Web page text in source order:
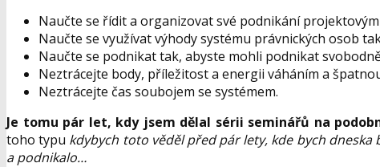
Naučte se řídit a organizovat své podnikání
Naučte se využívat výhody systému právnických osob
Naučte se podnikat tak, abyste mohli podnikat
Neztrácejte body, příležitost a energii váháním a
Neztrácejte čas soubojem se systémem.
Je tomu pár let, kdy jsem dělal sérii seminářů na
toho typu kdybych toto věděl před pár lety, kde bych
a podnikalo…